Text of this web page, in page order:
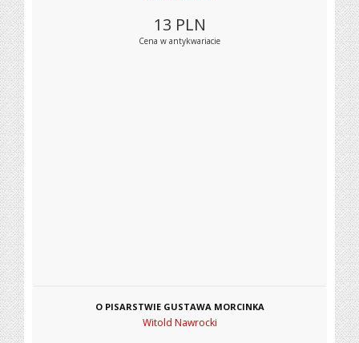
13 PLN
Cena w antykwariacie
O PISARSTWIE GUSTAWA MORCINKA
Witold Nawrocki